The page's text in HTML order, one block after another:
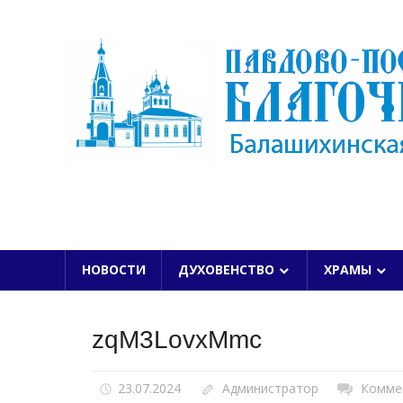
НОВОСТИ ДУХОВЕНСТВО ХРАМЫ
zqM3LovxMmc
23.07.2024 Администратор